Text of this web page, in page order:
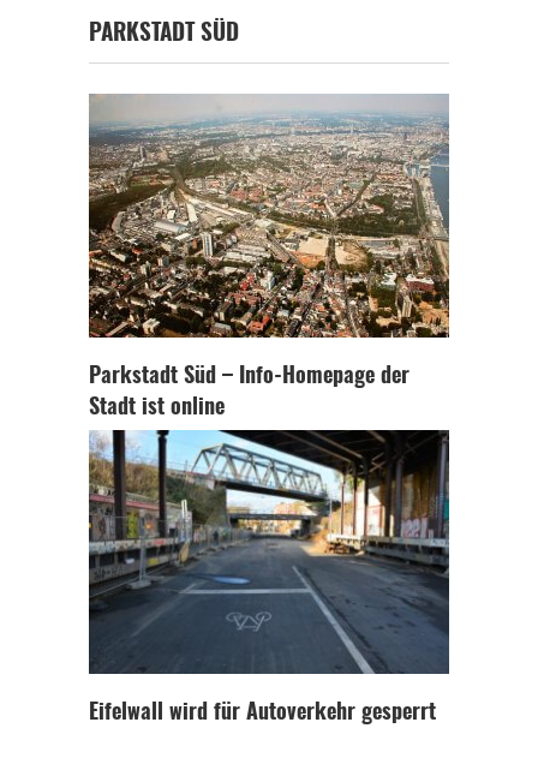
PARKSTADT SÜD
Parkstadt Süd – Info-Homepage der
Stadt ist online
Eifelwall wird für Autoverkehr gesperrt